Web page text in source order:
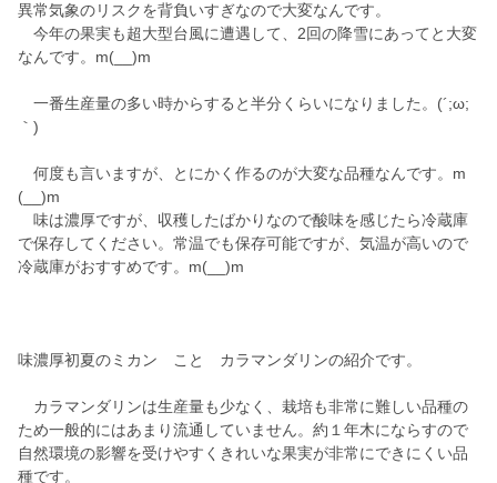
異常気象のリスクを背負いすぎなので大変なんです。
今年の果実も超大型台風に遭遇して、2回の降雪にあってと大変
なんです。m(__)m
一番生産量の多い時からすると半分くらいになりました。(´;ω;
｀)
何度も言いますが、とにかく作るのが大変な品種なんです。m
(__)m
味は濃厚ですが、収穫したばかりなので酸味を感じたら冷蔵庫
で保存してください。常温でも保存可能ですが、気温が高いので
冷蔵庫がおすすめです。m(__)m
味濃厚初夏のミカン こと カラマンダリンの紹介です。
カラマンダリンは生産量も少なく、栽培も非常に難しい品種の
ため一般的にはあまり流通していません。約１年木にならすので
自然環境の影響を受けやすくきれいな果実が非常にできにくい品
種です。